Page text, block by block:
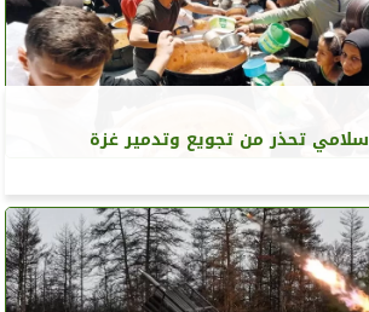
تحذر من تجويع وتدمير غزة